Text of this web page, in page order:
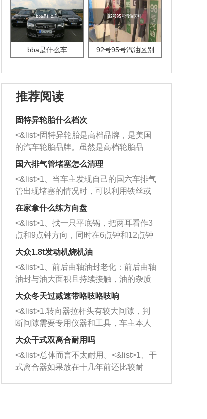
bba是什么车 92号95号汽油区别
推荐阅读
固特异轮胎什么档次
<&list>固特异轮胎是高档品牌，是美国
的汽车轮胎品牌。虽然是高档轮胎品
牌，但是中高低端的轮胎都有生产，这
也是为了更好的开拓市场。
国六排气管堵塞怎么清理
<&list>1、当车主发现自己的国六车排气
管出现堵塞的情况时，可以利用铁丝或
者是细棍，直接将杂物给取出来，如果
堵塞情况比较严重，也可以采取应急措
施。 <&list>2、直接利用木棍将所有的
杂物推到排气管里面的位置处，然后将
三元催化器拆解开，就可以将堵塞的东
西取出来。但如果是因为积碳过多引起
的堵塞，就需要将三元催化器泡在草酸
洗剂对堵塞的情况得到解决，将清洗剂
放在燃油箱中，与燃油混合后，车辆启
动时，就可以和汽油一起进入到燃烧
室，最后形成废气排出，就可以让三元
催化器得到清洗，排气管堵塞的情况就
能够得到解决。
在家拿什么练方向盘
<&list>1、找一只平底锅，把两耳看作3
点和9点钟方向，同时在6点钟和12点钟
方向做一个标记。 <&list>2、双手握住
一圈半的练习，往右同样也要打相同的
圈数。 <&list>3、最后强调要反复练
习，这样就可以形成肌肉记忆，在真实
驾驶车辆时，不需要记忆也能打好方
向。
大众1.8t发动机烧机油
<&list>1、前后曲轴油封老化：前后曲轴
油封与油大面积且持续接触，油的杂质
和发动机内持续温度变化使其密封效果
逐渐减弱，导致渗油或漏油。<&list>2、
活塞间隙过大：积碳会使活塞环与缸体
的间隙扩大，导致机油流入燃烧室中，
造成烧机油。<&list>3、机油粘度。使用
机油粘度过小的话，同样会有烧机油现
象，机油粘度过小具有很好的流动性，
大众冬天过减速带咯吱咯吱响
<&list>1.转向器拉杆头有较大间隙，判
断间隙需要专用仪器和工具，车主本人
无法制作，需要将车辆送到修理厂或4s
店；<&list>2.车辆半轴套管防尘罩破
裂，破裂后会出现漏油现象，使半轴磨
损严重，磨损的半轴容易损坏，产生异
响；<&list>3.稳定器的转向胶套和球头
大众干式双离合耐用吗
<&list>总体而言不太耐用。<&list>1、干
式离合器如果放在十几年前还比较耐